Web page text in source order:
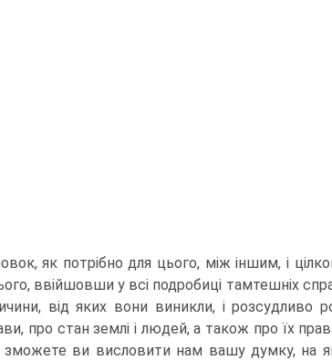
як потрібно для цього, між іншим, і
ввійшовши у всі подробиці тамтешніх
від яких вони виникли, і розсудливо
про стан землі і людей, а також про їх
зможете ви висловити нам вашу думку, на